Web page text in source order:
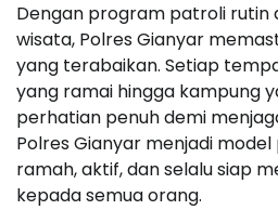
Dengan program patroli
wisata, Polres Gianyar
yang terabaikan. Setiap
yang ramai hingga kampung
perhatian penuh demi
Polres Gianyar menjadi model
ramah, aktif, dan selalu siap
kepada semua orang.